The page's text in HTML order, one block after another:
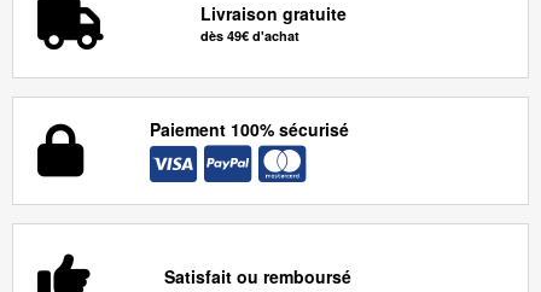
Livraison gratuite
dès 49€ d'achat
Paiement 100% sécurisé
Satisfait ou remboursé